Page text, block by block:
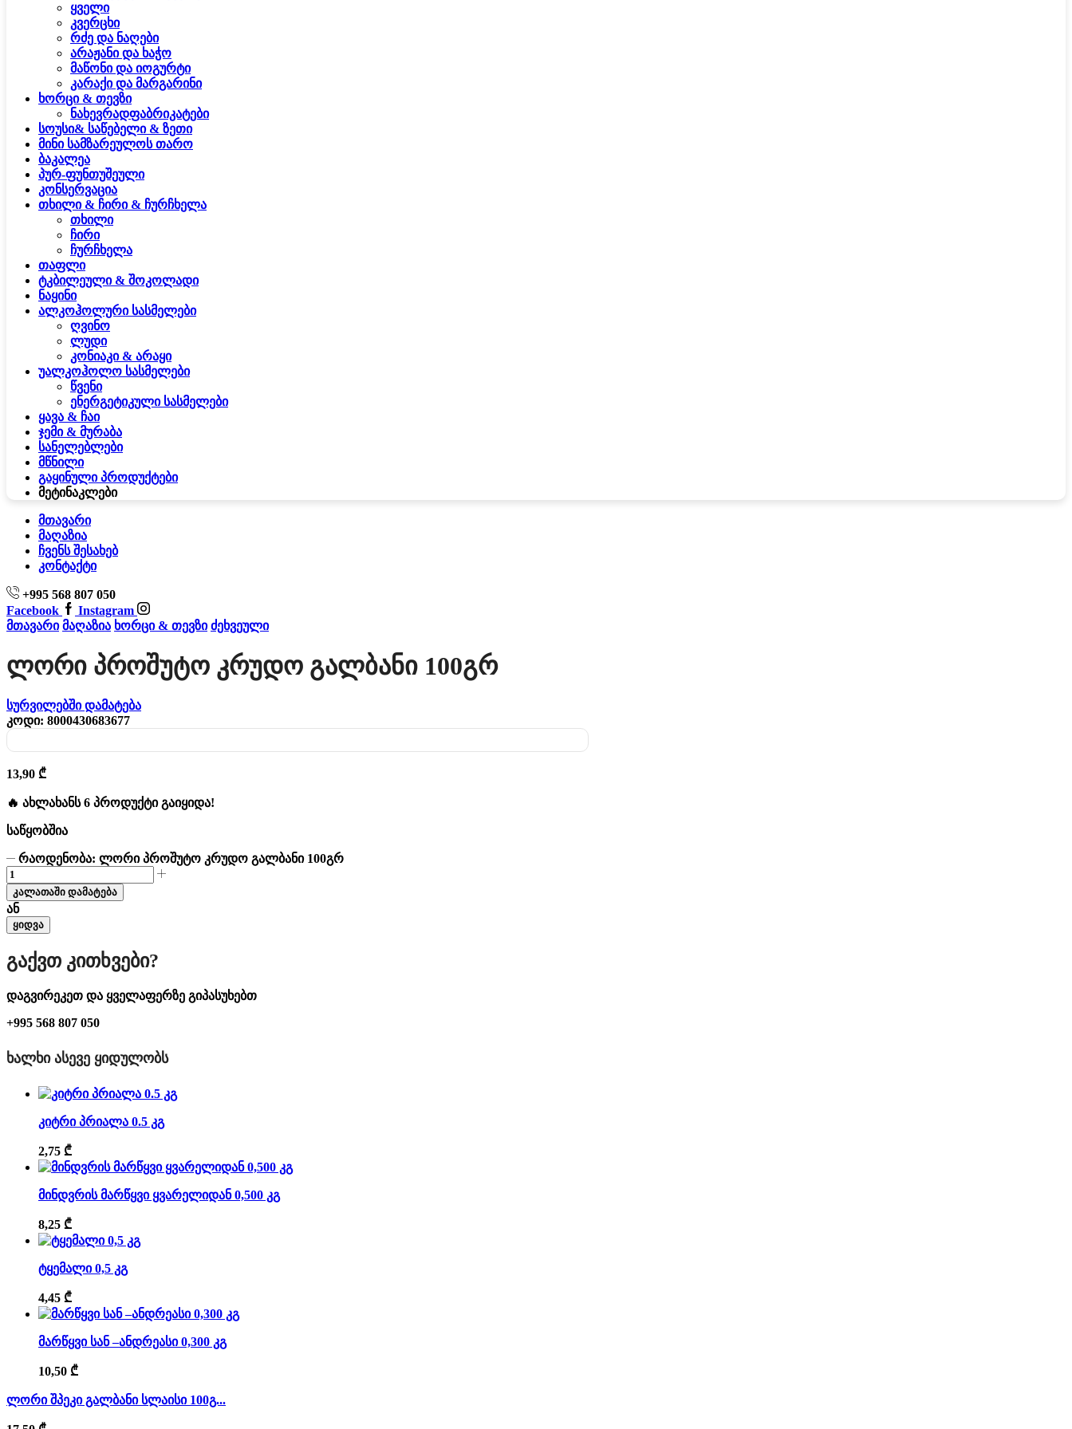
ყველი
კვერცხი
რძე და ნაღები
არაჟანი და ხაჭო
მაწონი და იოგურტი
კარაქი და მარგარინი
ხორცი & თევზი
ნახევრადფაბრიკატები
სოუსი& საწებელი & ზეთი
მინი სამზარეულოს თარო
ბაკალეა
პურ-ფუნთუშეული
კონსერვაცია
თხილი & ჩირი & ჩურჩხელა
თხილი
ჩირი
ჩურჩხელა
თაფლი
ტკბილეული & შოკოლადი
ნაყინი
ალკოჰოლური სასმელები
ღვინო
ლუდი
კონიაკი & არაყი
უალკოჰოლო სასმელები
წვენი
ენერგეტიკული სასმელები
ყავა & ჩაი
ჯემი & მურაბა
სანელებლები
მწნილი
გაყინული პროდუქტები
მეტინაკლები
მთავარი
მაღაზია
ჩვენს შესახებ
კონტაქტი
+995 568 807 050
Facebook
Instagram
მთავარი მაღაზია ხორცი & თევზი ძეხვეული
Ლორი Პროშუტო Კრუდო Გალბანი 100გრ
სურვილებში დამატება
კოდი: 8000430683677
13,90 ₾
🔥 ახლახანს 6 პროდუქტი გაიყიდა!
საწყობშია
რაოდენობა: ლორი პროშუტო კრუდო გალბანი 100გრ
კალათაში დამატება
ან
ყიდვა
Გაქვთ Კითხვები?
დაგვირეკეთ და ყველაფერზე გიპასუხებთ
+995 568 807 050
ᲮᲐᲚᲮᲘ ᲐᲡᲔᲕᲔ ᲧᲘᲓᲣᲚᲝᲑᲡ
კიტრი პრიალა 0.5 კგ
2,75 ₾
მინდვრის მარწყვი ყვარელიდან 0,500 კგ
8,25 ₾
ტყემალი 0,5 კგ
4,45 ₾
მარწყვი სან –ანდრეასი 0,300 კგ
10,50 ₾
ლორი შპეკი გალბანი სლაისი 100გ...